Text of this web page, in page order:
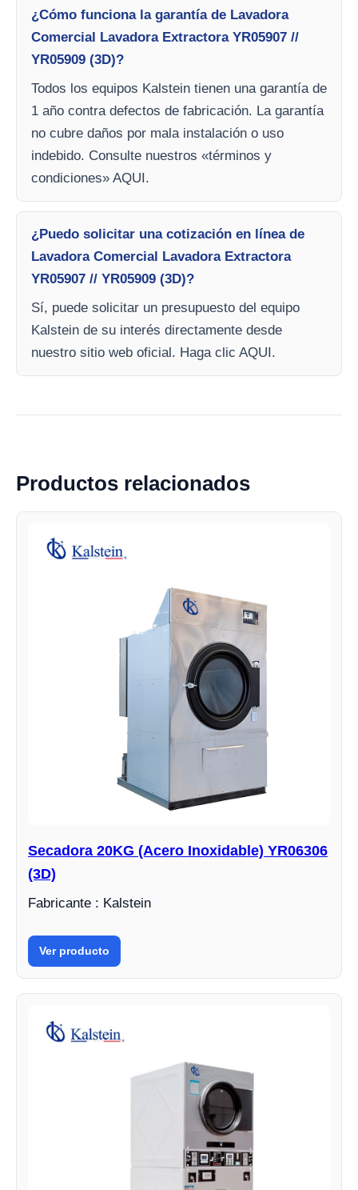
¿Cómo funciona la garantía de Lavadora
Comercial Lavadora Extractora YR05907 //
YR05909 (3D)?
Todos los equipos Kalstein tienen una garantía de
1 año contra defectos de fabricación. La garantía
no cubre daños por mala instalación o uso
indebido. Consulte nuestros «términos y
condiciones» AQUI.
¿Puedo solicitar una cotización en línea de
Lavadora Comercial Lavadora Extractora
YR05907 // YR05909 (3D)?
Sí, puede solicitar un presupuesto del equipo
Kalstein de su interés directamente desde
nuestro sitio web oficial. Haga clic AQUI.
Productos relacionados
Secadora 20KG (Acero Inoxidable) YR06306
(3D)
Fabricante : Kalstein
Ver producto